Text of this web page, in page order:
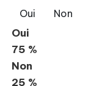
Oui Non
Oui
75 %
Non
25 %